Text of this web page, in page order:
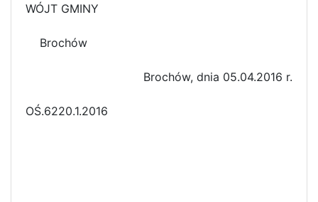
WÓJT GMINY
Brochów
Brochów, dnia 05.04.2016 r.
OŚ.6220.1.2016